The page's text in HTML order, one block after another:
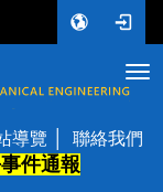
程學系
導覽
聯絡我們
件通報